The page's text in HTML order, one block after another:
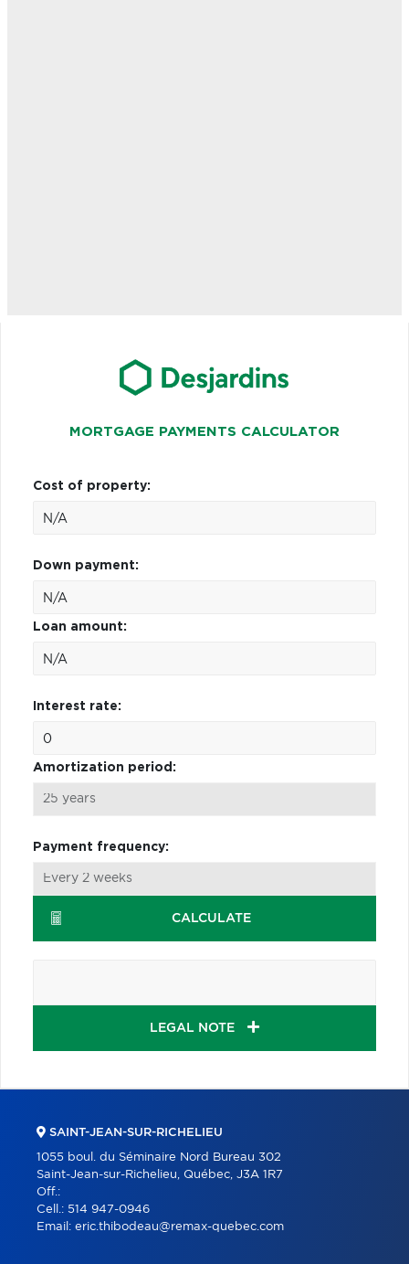
MORTGAGE PAYMENTS CALCULATOR
Cost of property:
Down payment:
Loan amount:
Interest rate:
Amortization period:
Payment frequency:
CALCULATE
LEGAL NOTE
SAINT-JEAN-SUR-RICHELIEU
1055 boul. du Séminaire Nord Bureau 302
Saint-Jean-sur-Richelieu, Québec, J3A 1R7
Off.:
Cell.: 514 947-0946
Email: eric.thibodeau@remax-quebec.com